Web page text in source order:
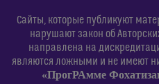
Сайты, которые публикуют
нарушают закон об
направлена на
являются ложными и не имеют
«ПрогРАмме